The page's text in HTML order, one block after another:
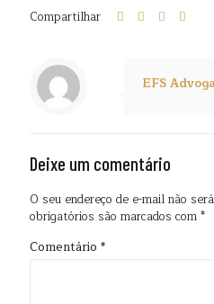
Compartilhar
EFS
Deixe um comentário
O seu endereço de e-mail não
obrigatórios são marcados com*
Comentário *